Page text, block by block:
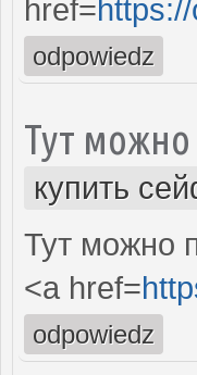
href=
odpowiedz
Тут можно
купить
Тут можно
<a href=
odpowiedz